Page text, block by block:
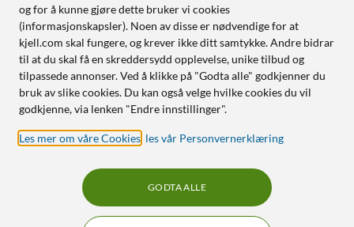
Handle fra:
Sverige
Norge
og for å kunne gjøre dette bruker vi cookies
(informasjonskapsler). Noen av disse er nødvendige for at
kjell.com skal fungere, og krever ikke ditt samtykke. Andre bidrar
til at du skal få en skreddersydd opplevelse, unike tilbud og
tilpassede annonser. Ved å klikke på "Godta alle" godkjenner du
bruk av slike cookies. Du kan også velge hvilke cookies du vil
godkjenne, via lenken "Endre innstillinger".
Les mer om våre Cookies les vår Personvernerklæring
GODTA ALLE